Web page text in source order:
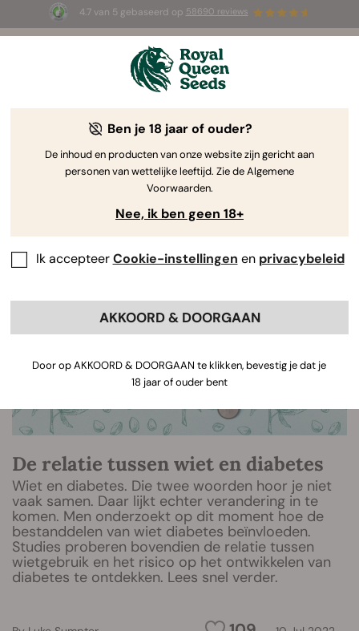
4.7 van 5 gebaseerd op 58690 reviews
☀️ Summer Sales: tot wel 50% korting
op geselecteerde producten! ⏤
The RQS Blog
Cannabis Lifestyle Blogs
De relatie tussen wiet en diabetes
Wiet en diabetes. Die twee woorden hoor je niet
vaak samen. Daar lijkt echter verandering in te
komen. Men onderzoekt op dit moment hoe de
bestanddelen van wiet diabetes beïnvloeden.
Studies proberen bovendien de relatie tussen
wietgebruik en het risico op het ontwikkelen van
diabetes te ontdekken. Lees snel verder.
Ben je 18 jaar of ouder?
De inhoud en producten van onze website zijn gericht aan
personen van wettelijke leeftijd. Zie de Algemene
Voorwaarden.
Nee, ik ben geen 18+
Ik accepteerCookie-instellingen en privacybeleid
AKKOORD & DOORGAAN
Door op AKKOORD & DOORGAAN te klikken, bevestig je dat je
18 jaar of ouder bent